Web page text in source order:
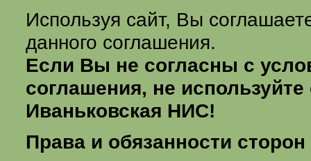
Используя сайт, Вы
данного соглашения.
Если Вы не согласны с
соглашения, не используйте
Иваньковская НИС!
Права и обязанности сторон